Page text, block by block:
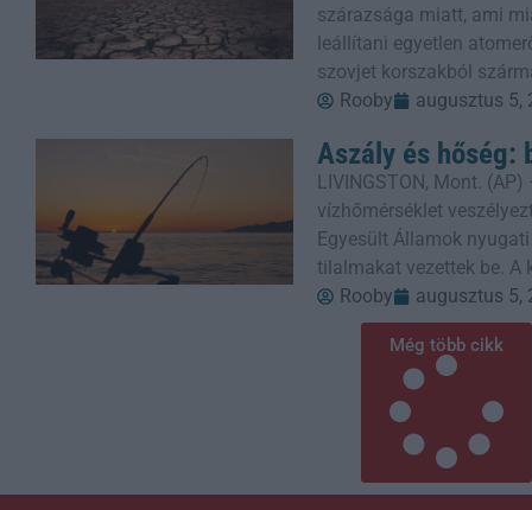
szárazsága miatt, ami
leállítani egyetlen
szovjet korszakból
Rooby
augusztus 5,
Aszály és hőség:
LIVINGSTON, Mont.
vízhőmérséklet
Egyesült Államok
tilalmakat vezettek be. A
Rooby
augusztus 5,
Még több cikk